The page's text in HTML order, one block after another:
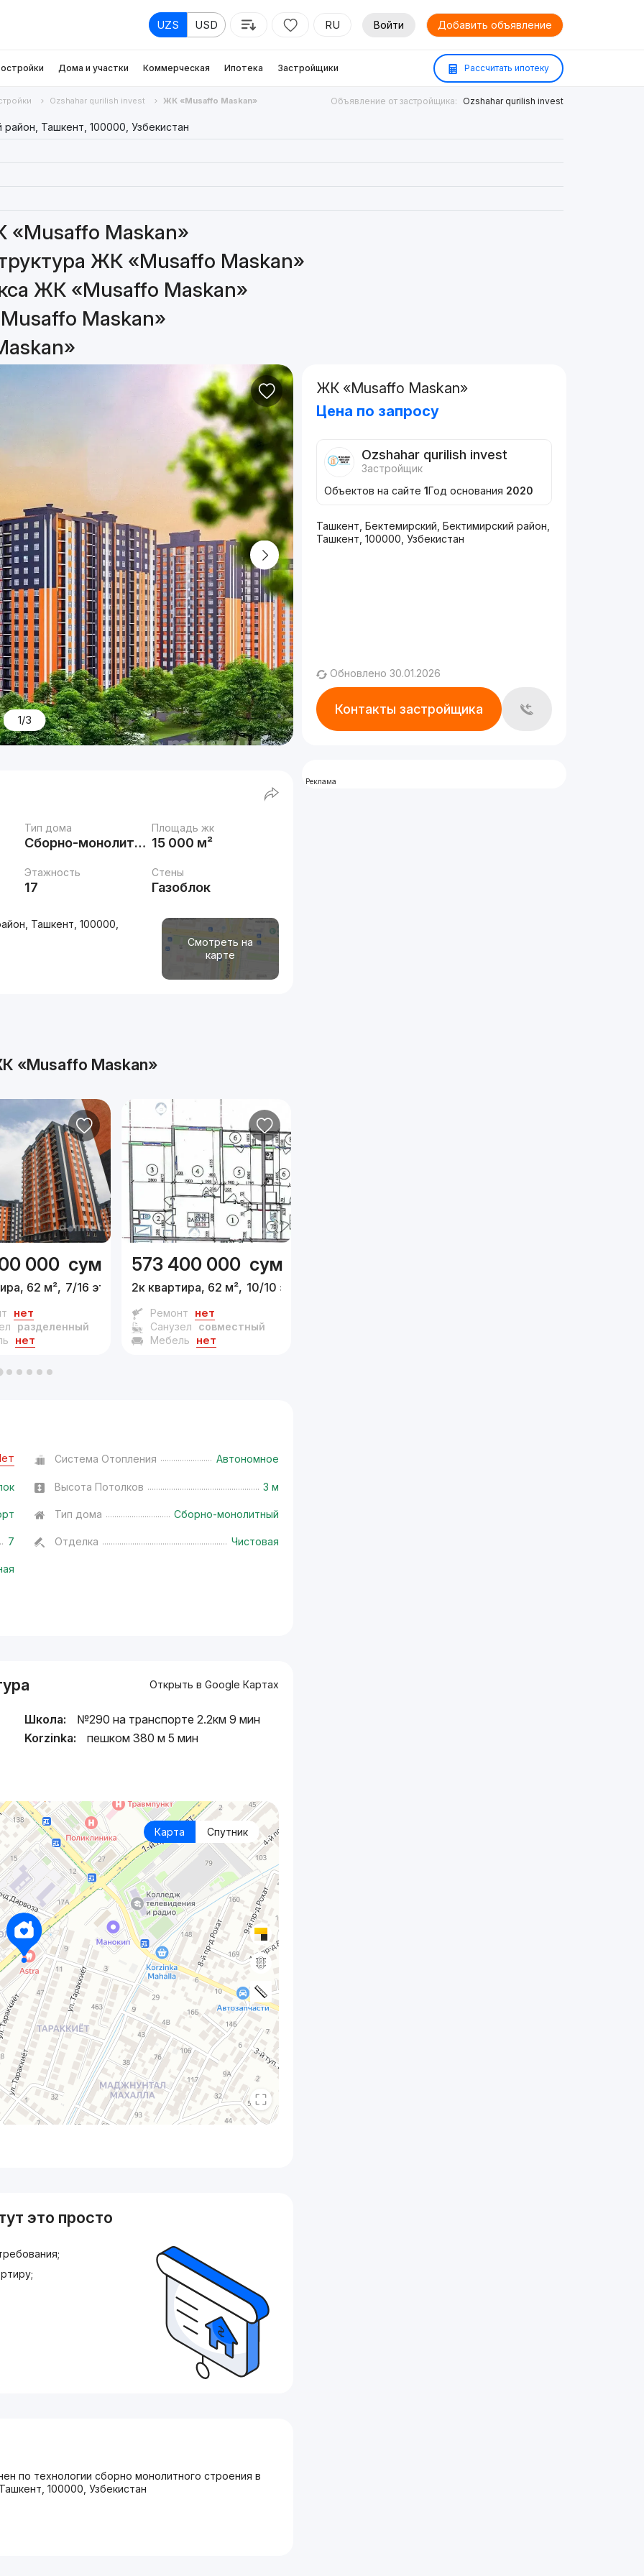
UZS USD RU Войти Добавить объявление
Дома и участки Коммерческая Ипотека Застройщики Рассчитать ипотеку
Ozshahar qurilish invest ЖК «Musaffo Maskan» Объявление от застройщика: Ozshahar qurilish invest
район, Ташкент, 100000, Узбекистан
Maskan»
ЖК «Musaffo Maskan»
ЖК «Musaffo Maskan»
Maskan»
1/3
Тип дома
Сборно-монолитный
Площадь жк
15 000 м²
Этажность
17
Стены
Газоблок
Смотреть на
карте
Ташкент, 100000,
«Musaffo Maskan»
000 сум
62 м², 7/16 эт.
нет
разделенный
нет
573 400 000 сум
2к квартира, 62 м², 10/10 эт.
Ремонт нет
Санузел
совместный
Мебель
нет
Система Отопления Автономное
Высота Потолков 3 м
Тип дома Сборно-монолитный
7 Отделка Чистовая
Открыть в Google Картах
Школа:
№290 на транспорте 2.2км 9 мин
Korzinka:
пешком 380 м 5 мин
Карта Спутник
это просто
по технологии сборно монолитного строения в
100000, Узбекистан
ЖК «Musaffo Maskan»
Цена по запросу
Ozshahar qurilish invest
Застройщик
Объектов на сайте 1Год основания 2020
Ташкент, Бектемирский, Бектимирский район,
Ташкент, 100000, Узбекистан
Обновлено 30.01.2026
Контакты застройщика
Реклама